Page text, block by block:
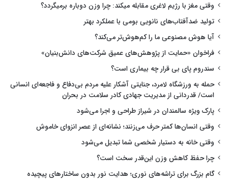
وقتی مغز با رژیم لاغری مقابله میکند: چرا وزن دوباره برمیگردد؟
تولید ضدآفتاب‌های نانویی بومی با عملکرد بهتر
آیا هوش مصنوعی ما را کم‌هوش‌تر می‌کند؟
فراخوان «حمایت از پژوهش‌های عمیق شرکت‌های دانش‌بنیان»
سندروم پای بی قرار چه بیماری است؟
حمله به ورزشگاه لامرد، جنایتی آشکار علیه مردم بی‌دفاع و فاجعه‌ای انسانی
است/ قدردانی از مدیریت جهادی کادر سلامت در بحران
پارک ویژه سالمندان در شیراز طراحی و اجرا می‌شود
وقتی انسان‌ها کمتر حرف می‌زنند؛ نشانه‌ای از عصر انزوای خاموش
وقتی خانه به دستیار شخصی شما تبدیل می‌شود
چرا حفظ کاهش وزن این‌قدر سخت است؟
گام بزرگ برای تراشه‌های نوری؛ هدایت نور بدون ساختارهای پیچیده